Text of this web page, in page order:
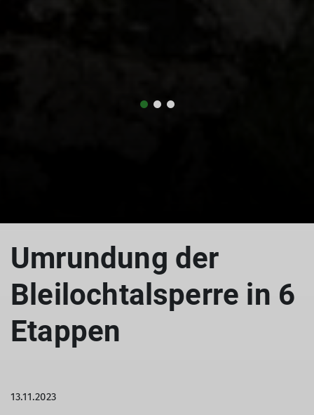
Umrundung der
Bleilochtalsperre in 6
Etappen
13.11.2023